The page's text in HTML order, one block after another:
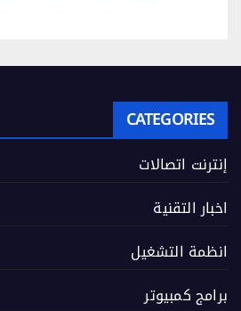
CATEGORIES
إنترنت اتصالات
اخبار التقنية
انظمة التشغيل
برامج كمبيوتر